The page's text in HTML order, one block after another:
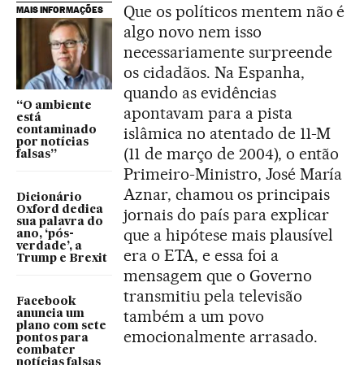
MAIS INFORMAÇÕES
“O ambiente
está
contaminado
por notícias
falsas”
Dicionário
Oxford dedica
sua palavra do
ano, ‘pós-
verdade’, a
Trump e Brexit
Facebook
anuncia um
plano com sete
pontos para
combater
notícias falsas
Que os políticos mentem não é
algo novo nem isso
necessariamente surpreende
os cidadãos. Na Espanha,
quando as evidências
apontavam para a pista
islâmica no atentado de 11-M
(11 de março de 2004), o então
Primeiro-Ministro, José María
Aznar, chamou os principais
jornais do país para explicar
que a hipótese mais plausível
era o ETA, e essa foi a
mensagem que o Governo
transmitiu pela televisão
também a um povo
emocionalmente arrasado.